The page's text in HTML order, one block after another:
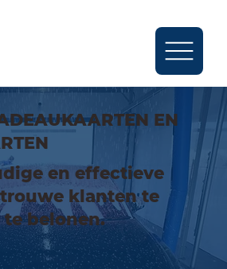
EN
en effectieve
klanten te
te belonen.